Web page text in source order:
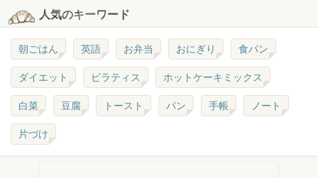
人気のキーワード
朝ごはん 英語 お弁当 おにぎり 食パン
ダイエット ピラティス ホットケーキミックス
白菜 豆腐 トースト パン 手帳 ノート
片づけ